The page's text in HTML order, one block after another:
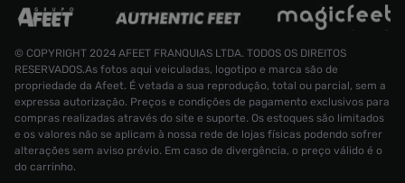
CONTINUAR COMPRANDO
Tênis New Balance 9060 Unissex
Tamanho:
41
R$ 1299,99
ADICIONAR AO CARRINHO
© COPYRIGHT 2024 AFEET FRANQUIAS LTDA. TODOS OS DIREITOS
RESERVADOS.As fotos aqui veiculadas, logotipo e marca são de
propriedade da Afeet. É vetada a sua reprodução, total ou parcial, sem a
expressa autorização. Preços e condições de pagamento exclusivos para
compras realizadas através do site e suporte. Os estoques são limitados
e os valores não se aplicam à nossa rede de lojas físicas podendo sofrer
alterações sem aviso prévio. Em caso de divergência, o preço válido é o
do carrinho.